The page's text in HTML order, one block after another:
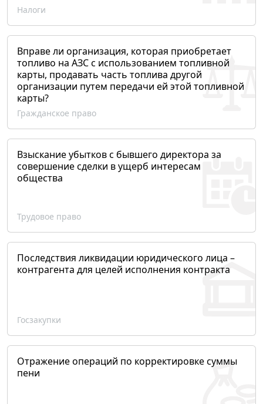
Налоги
Вправе ли организация, которая приобретает
топливо на АЗС с использованием топливной
карты, продавать часть топлива другой
организации путем передачи ей этой топливной
карты?
Гражданское право
Взыскание убытков с бывшего директора за
совершение сделки в ущерб интересам
общества
Трудовое право
Последствия ликвидации юридического лица –
контрагента для целей исполнения контракта
Госзакупки
Отражение операций по корректировке суммы
пени